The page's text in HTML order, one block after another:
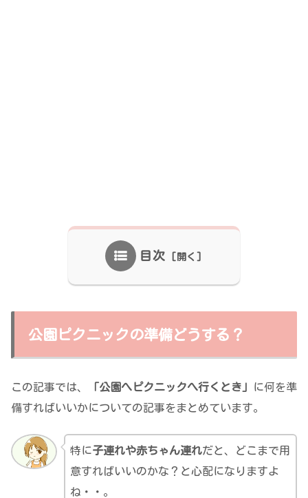
目次
公園ピクニックの準備どうする？
この記事では、 「公園へピクニックへ行くとき」
に何を準
備すればいいかについての記事をまとめています。
特に子連れや赤ちゃん連れだと、どこまで用
意すればいいのかな？と心配になりますよ
ね・・。